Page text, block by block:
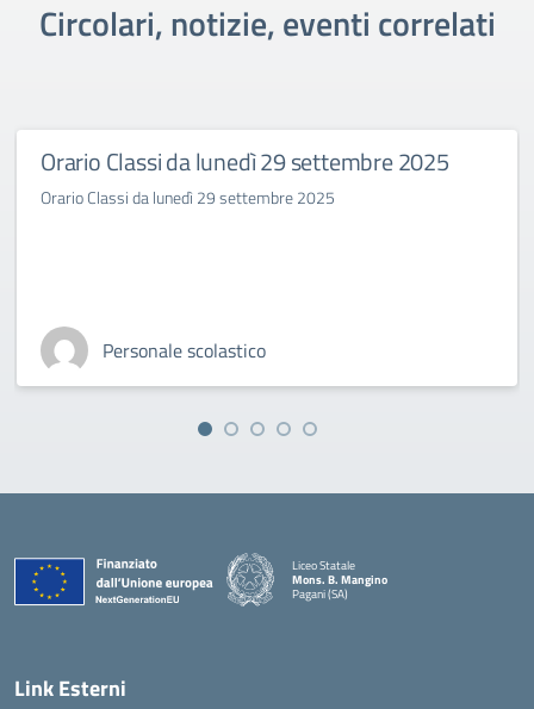
Circolari, notizie, eventi correlati
Orario Classi da lunedì 29 settembre 2025
Orario Classi da lunedì 29 settembre 2025
Personale scolastico
Liceo Statale
Mons. B. Mangino
Pagani (SA)
— Visita la pagina iniziale della scuola
Link Esterni